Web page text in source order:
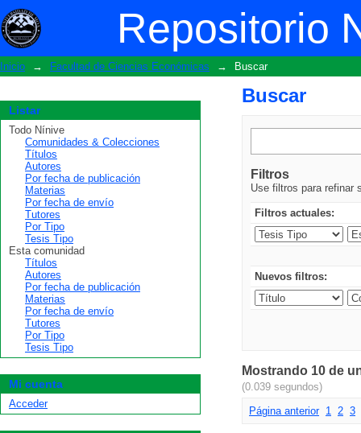
Repositorio
Buscar
Inicio → Facultad de Ciencias Económicas → Buscar
Buscar
Filtros
Use filtros para refinar
Filtros actuales:
Nuevos filtros:
Mostrando 10 de
(0.039 segundos)
Página anterior 1 2 3
Listar
Todo Nínive
Comunidades & Colecciones
Títulos
Autores
Por fecha de publicación
Materias
Por fecha de envío
Tutores
Por Tipo
Tesis Tipo
Esta comunidad
Títulos
Autores
Por fecha de publicación
Materias
Por fecha de envío
Tutores
Por Tipo
Tesis Tipo
Mi cuenta
Acceder